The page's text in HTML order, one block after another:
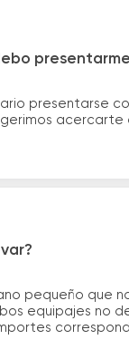
presentarse
pequeño que
equipajes no